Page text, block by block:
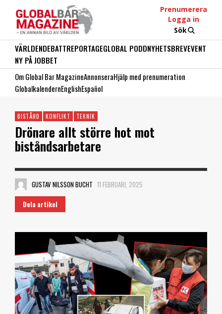
Prenumerera
Logga in
Sök
VÄRLDENDEBATTREPORTAGEGLOBAL PODDNYHETSBREVEVENT
NY PÅ JOBBET
Om Global Bar MagazineAnnonseraHjälp med prenumeration
GlobalkalendernEnglishEspañol
BISTÅND KONFLIKT TEKNIK
Drönare allt större hot mot
biståndsarbetare
GUSTAV NILSSON BUCHT 11 FEBRUARI, 2025
Dela artikel